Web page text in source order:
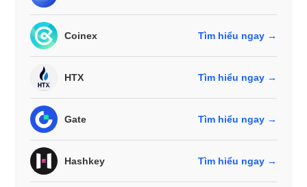
Coinex Tìm hiểu ngay →
HTX Tìm hiểu ngay →
Gate Tìm hiểu ngay →
Hashkey Tìm hiểu ngay →